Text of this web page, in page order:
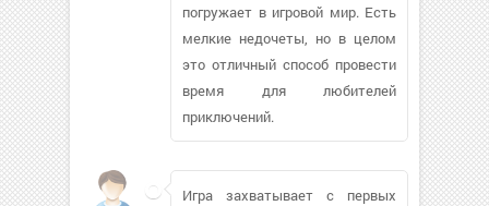
погружает в игровой мир. Есть
мелкие недочеты, но в целом
это отличный способ провести
время для любителей
приключений.
Игра захватывает с первых